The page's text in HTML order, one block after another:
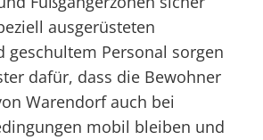
ausgerüsteten
geschultem Personal sorgen
dafür, dass die Bewohner
Warendorf auch bei
mobil bleiben und